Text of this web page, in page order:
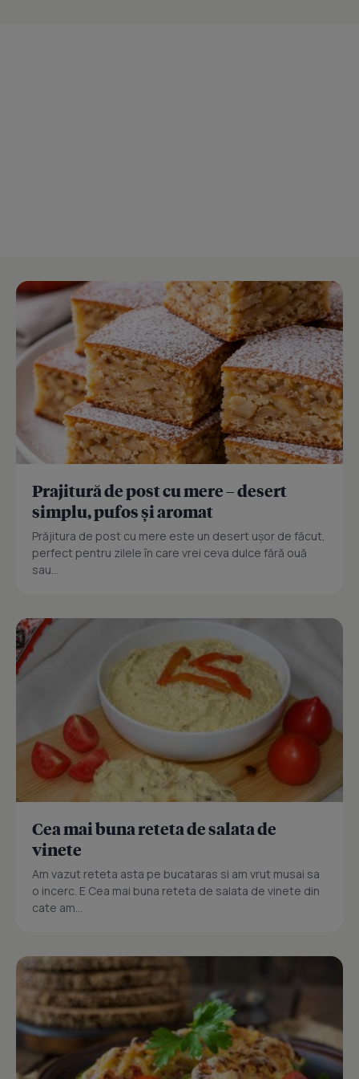
Prajitură de post cu mere – desert
simplu, pufos și aromat
Prăjitura de post cu mere este un desert ușor de făcut,
perfect pentru zilele în care vrei ceva dulce fără ouă
sau...
Cea mai buna reteta de salata de
vinete
Am vazut reteta asta pe bucataras si am vrut musai sa
o incerc. E Cea mai buna reteta de salata de vinete din
cate am...